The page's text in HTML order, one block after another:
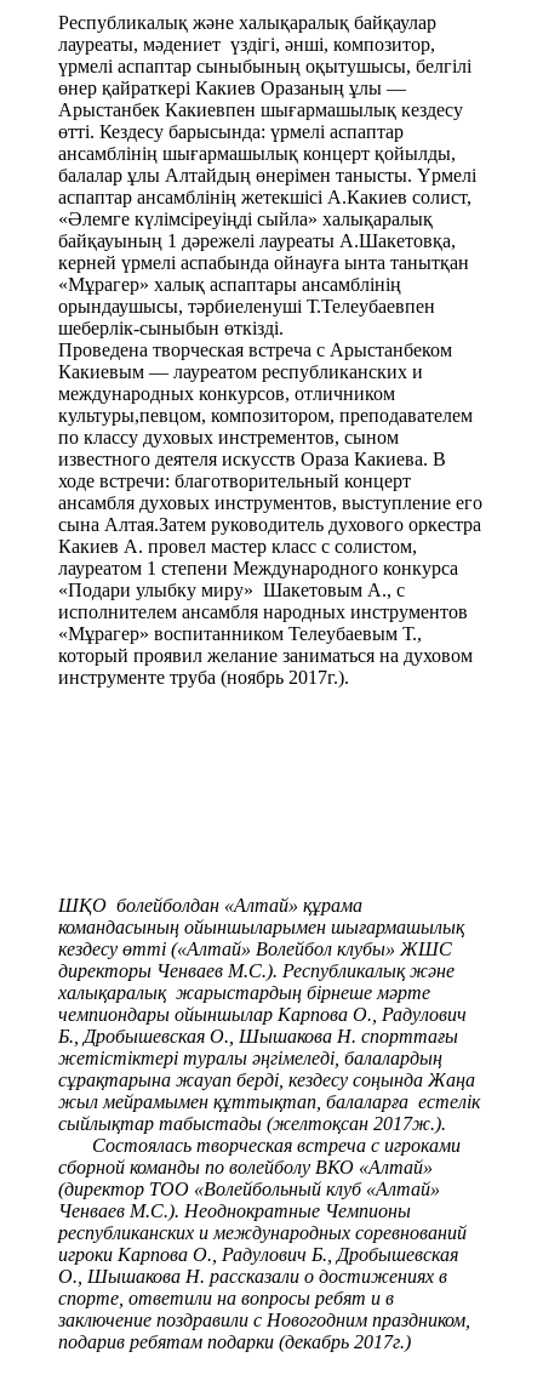
Республикалық және халықаралық байқаулар
лауреаты, мәдениет үздігі, әнші, композитор,
үрмелі аспаптар сыныбының оқытушысы, белгілі
өнер қайраткері Какиев Оразаның ұлы —
Арыстанбек Какиевпен шығармашылық кездесу
өтті. Кездесу барысында: үрмелі аспаптар
ансамблінің шығармашылық концерт қойылды,
балалар ұлы Алтайдың өнерімен танысты. Үрмелі
аспаптар ансамблінің жетекшісі А.Какиев солист,
«Әлемге күлімсіреуіңді сыйла» халықаралық
байқауының 1 дәрежелі лауреаты А.Шакетовқа,
керней үрмелі аспабында ойнауға ынта танытқан
«Мұрагер» халық аспаптары ансамблінің
орындаушысы, тәрбиеленуші Т.Телеубаевпен
шеберлік-сыныбын өткізді.
Проведена творческая встреча с Арыстанбеком
Какиевым — лауреатом республиканских и
международных конкурсов, отличником
культуры,певцом, композитором, преподавателем
по классу духовых инстрементов, сыном
известного деятеля искусств Ораза Какиева. В
ходе встречи: благотворительный концерт
ансамбля духовых инструментов, выступление его
сына Алтая.Затем руководитель духового оркестра
Какиев А. провел мастер класс с солистом,
лауреатом 1 степени Международного конкурса
«Подари улыбку миру» Шакетовым А., с
исполнителем ансамбля народных инструментов
«Мұрагер» воспитанником Телеубаевым Т.,
который проявил желание заниматься на духовом
инструменте труба (ноябрь 2017г.).
ШҚО болейболдан «Алтай» құрама
командасының ойыншыларымен шығармашылық
кездесу өтті («Алтай» Волейбол клубы» ЖШС
директоры Ченваев М.С.). Республикалық және
халықаралық жарыстардың бірнеше мәрте
чемпиондары ойыншылар Карпова О., Радулович
Б., Дробышевская О., Шышакова Н. спорттағы
жетістіктері туралы әңгімеледі, балалардың
сұрақтарына жауап берді, кездесу соңында Жаңа
жыл мейрамымен құттықтап, балаларға естелік
сыйлықтар табыстады (желтоқсан 2017ж.).
Состоялась творческая встреча с игроками
сборной команды по волейболу ВКО «Алтай»
(директор ТОО «Волейбольный клуб «Алтай»
Ченваев М.С.). Неоднократные Чемпионы
республиканских и международных соревнований
игроки Карпова О., Радулович Б., Дробышевская
О., Шышакова Н. рассказали о достижениях в
спорте, ответили на вопросы ребят и в
заключение поздравили с Новогодним праздником,
подарив ребятам подарки (декабрь 2017г.)